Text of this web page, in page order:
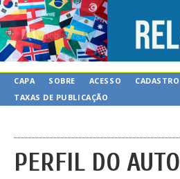
CAPA SOBRE ACESSO CADASTRO
TAXAS DE PUBLICAÇÃO
PERFIL DO